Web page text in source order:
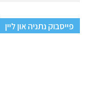
פייסבוק נתניה און ליין